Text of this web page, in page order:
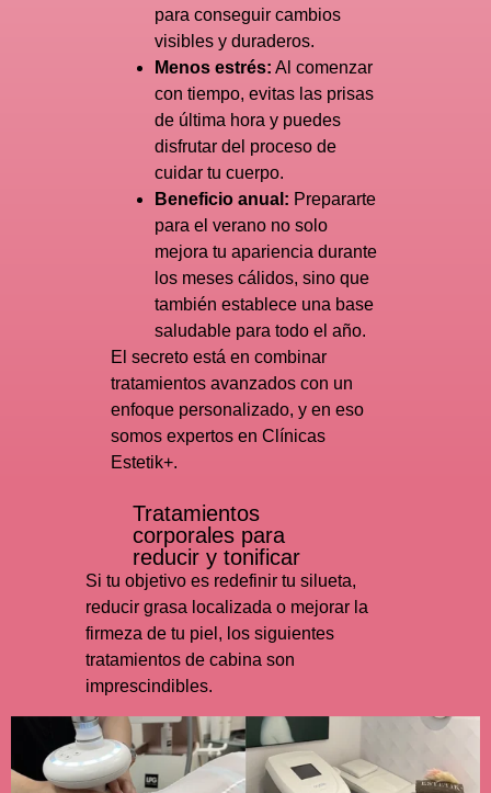
para conseguir cambios
visibles y duraderos.
Menos estrés: Al comenzar
con tiempo, evitas las prisas
de última hora y puedes
disfrutar del proceso de
cuidar tu cuerpo.
Beneficio anual: Prepararte
para el verano no solo
mejora tu apariencia durante
los meses cálidos, sino que
también establece una base
saludable para todo el año.
El secreto está en combinar
tratamientos avanzados con un
enfoque personalizado, y en eso
somos expertos en Clínicas
Estetik+.
Tratamientos
corporales para
reducir y tonificar
Si tu objetivo es redefinir tu silueta,
reducir grasa localizada o mejorar la
firmeza de tu piel, los siguientes
tratamientos de cabina son
imprescindibles.